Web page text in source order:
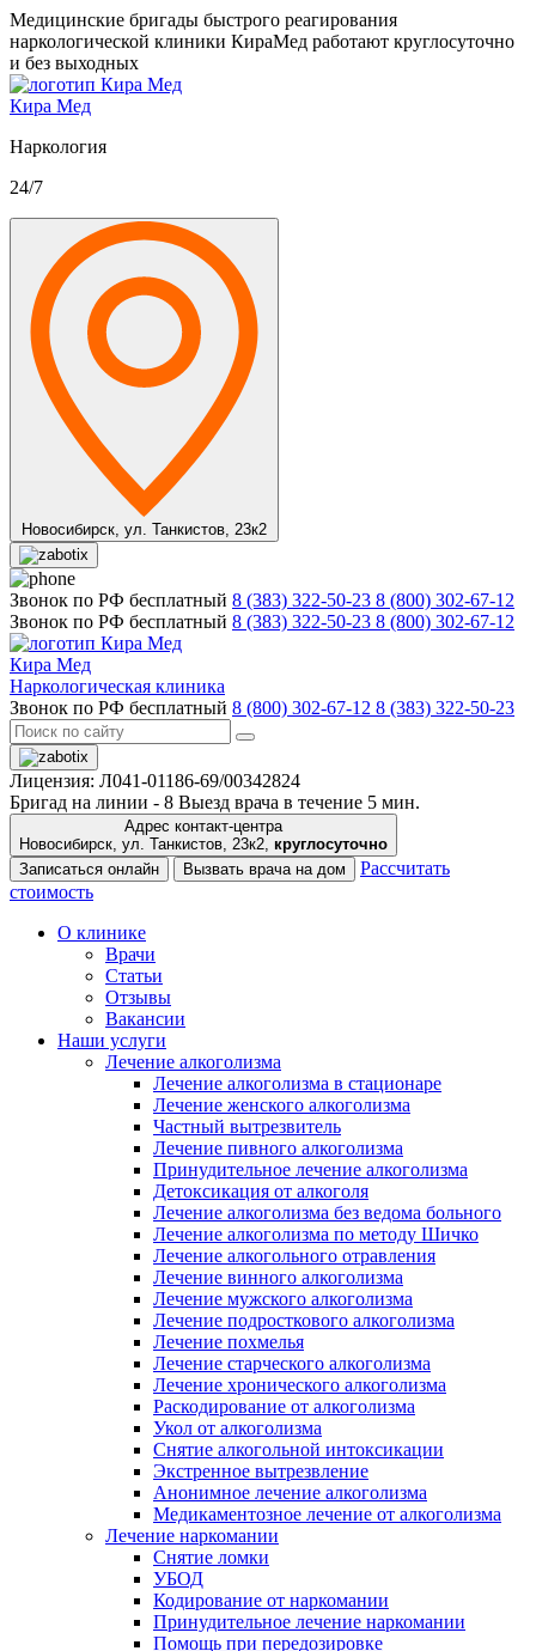
Медицинские бригады быстрого реагирования
наркологической клиники КираМед работают круглосуточно
и без выходных
Кира Мед
Наркология
24/7
Новосибирск, ул. Танкистов, 23к2
Звонок по РФ бесплатный 8 (383) 322-50-23 8 (800) 302-67-12
Звонок по РФ бесплатный 8 (383) 322-50-23 8 (800) 302-67-12
Кира Мед
Наркологическая клиника
Звонок по РФ бесплатный 8 (800) 302-67-12 8 (383) 322-50-23
Лицензия: Л041-01186-69/00342824
Бригад на линии - 8 Выезд врача в течение 5 мин.
Адрес контакт-центра
Новосибирск, ул. Танкистов, 23к2, круглосуточно
Записаться онлайн
Вызвать врача на дом
Рассчитать
стоимость
О клинике
Врачи
Статьи
Отзывы
Вакансии
Наши услуги
Лечение алкоголизма
Лечение алкоголизма в стационаре
Лечение женского алкоголизма
Частный вытрезвитель
Лечение пивного алкоголизма
Принудительное лечение алкоголизма
Детоксикация от алкоголя
Лечение алкоголизма без ведома больного
Лечение алкоголизма по методу Шичко
Лечение алкогольного отравления
Лечение винного алкоголизма
Лечение мужского алкоголизма
Лечение подросткового алкоголизма
Лечение похмелья
Лечение старческого алкоголизма
Лечение хронического алкоголизма
Раскодирование от алкоголизма
Укол от алкоголизма
Снятие алкогольной интоксикации
Экстренное вытрезвление
Анонимное лечение алкоголизма
Медикаментозное лечение от алкоголизма
Лечение наркомании
Снятие ломки
УБОД
Кодирование от наркомании
Принудительное лечение наркомании
Помощь при передозировке